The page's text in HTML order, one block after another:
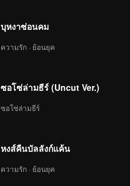
บุหงาซ่อนคม
ความรัก · ย้อนยุค
ซอโซ่ล่ามธีร์ (Uncut Ver.)
ซอโซ่ล่ามธีร์
หงส์คืนบัลลังก์แค้น
ความรัก · ย้อนยุค